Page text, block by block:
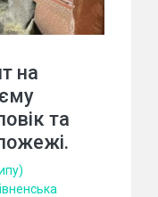
на
та